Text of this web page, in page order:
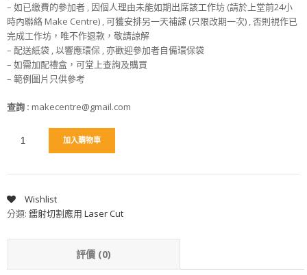
– 如已繳費的參加者 , 因個人理由未能如期出席該工作坊 (請於上堂前24小
時內聯絡 Make Centre) , 可獲安排另一天補課 (只限改期一次) , 否則視作已
完成工作坊，唯不作退款，敬請諒解
– 配送紙袋 , 以響應環保 , 亦歡迎參加者自備環保袋
– 如需加配禮盒，可堂上查詢及購買
– 範例圖片只供參考
查詢 : makecentre@gmail.com
加入購物車
Wishlist
分類: 鐳射切割應用 Laser Cut
評價 (0)